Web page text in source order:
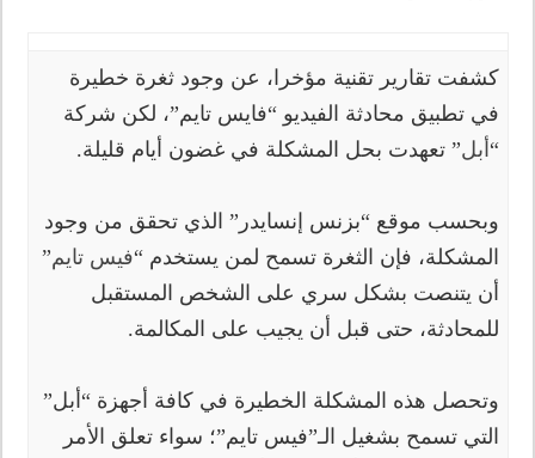
كشفت تقارير تقنية مؤخرا، عن وجود ثغرة خطيرة
في تطبيق محادثة الفيديو “فايس تايم”، لكن شركة
“أبل” تعهدت بحل المشكلة في غضون أيام قليلة.
وبحسب موقع “بزنس إنسايدر” الذي تحقق من وجود
المشكلة، فإن الثغرة تسمح لمن يستخدم “فيس تايم”
أن يتنصت بشكل سري على الشخص المستقبل
للمحادثة، حتى قبل أن يجيب على المكالمة.
وتحصل هذه المشكلة الخطيرة في كافة أجهزة “أبل”
التي تسمح بشغيل الـ”فيس تايم”؛ سواء تعلق الأمر